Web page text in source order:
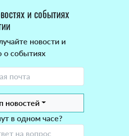
и событиях
новости и
событиях
новостей
в одном часе?